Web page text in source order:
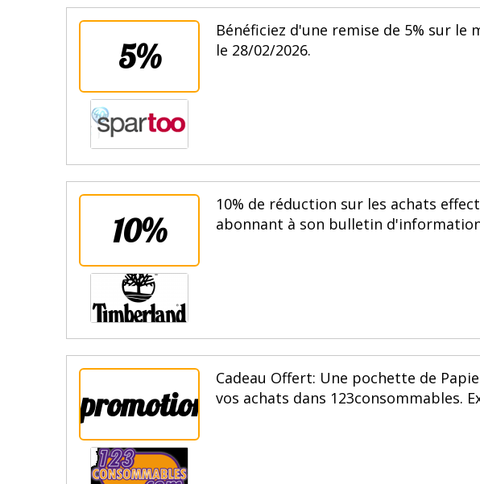
5%
Bénéficiez d'une remise de 5% sur
le 28/02/2026.
10%
10% de réduction sur les achats
abonnant à son bulletin
promotion
Cadeau Offert: Une pochette de
vos achats dans 123consommables.